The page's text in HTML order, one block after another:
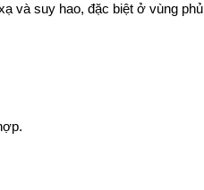
và suy hao, đặc biệt ở vùng phủ